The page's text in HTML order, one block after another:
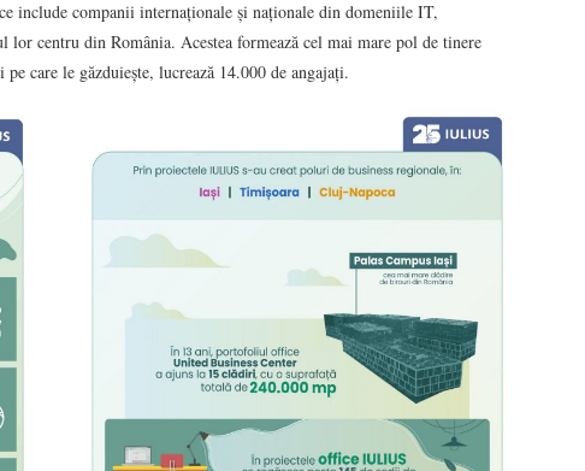
include companii internaționale și naționale din domeniile IT,
centru din România. Acestea formează cel mai mare pol de tinere
care le găzduiește, lucrează 14.000 de angajați.